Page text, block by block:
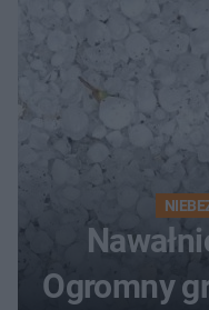
Ogromny